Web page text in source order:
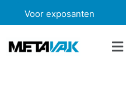
Voor exposanten